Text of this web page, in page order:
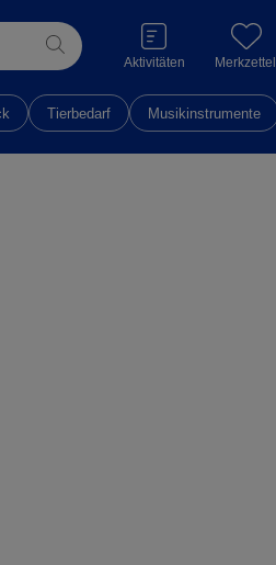
Aktivitäten Merkzettel
Tierbedarf Musikinstrumente